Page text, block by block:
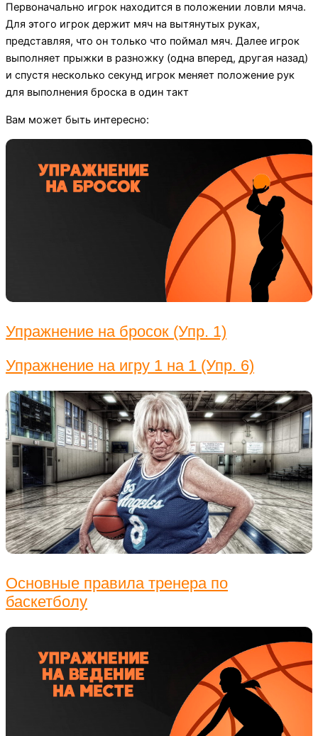
Первоначально игрок находится в положении ловли мяча.
Для этого игрок держит мяч на вытянутых руках,
представляя, что он только что поймал мяч. Далее игрок
выполняет прыжки в разножку (одна вперед, другая назад)
и спустя несколько секунд игрок меняет положение рук
для выполнения броска в один такт
Вам может быть интересно:
Упражнение на бросок (Упр. 1)
Упражнение на игру 1 на 1 (Упр. 6)
Основные правила тренера по
баскетболу